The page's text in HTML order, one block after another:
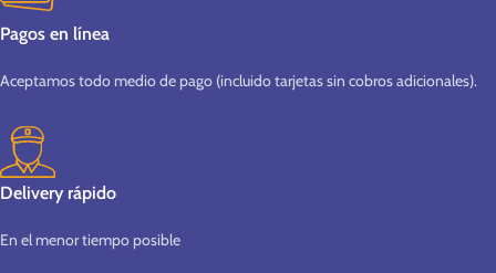
Pagos en línea
Aceptamos todo medio de pago (incluido tarjetas sin cobros adicionales).
Delivery rápido
En el menor tiempo posible